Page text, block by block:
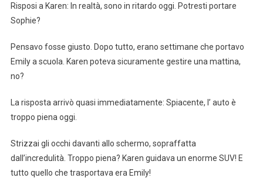
Risposi a Karen: In realtà, sono in ritardo oggi. Potresti portare
Sophie?
Pensavo fosse giusto. Dopo tutto, erano settimane che portavo
Emily a scuola. Karen poteva sicuramente gestire una mattina,
no?
La risposta arrivò quasi immediatamente: Spiacente, l’ auto è
troppo piena oggi.
Strizzai gli occhi davanti allo schermo, sopraffatta
dall’incredulità. Troppo piena? Karen guidava un enorme SUV! E
tutto quello che trasportava era Emily!